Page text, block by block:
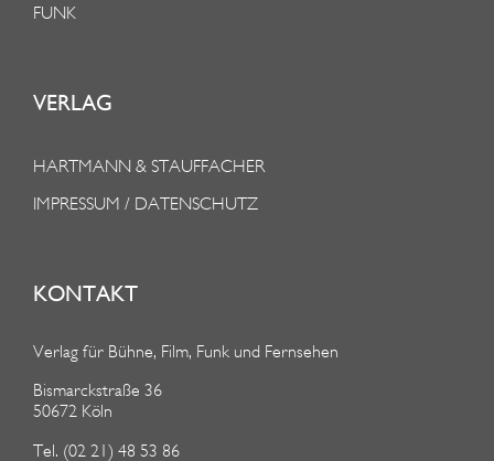
FUNK
VERLAG
HARTMANN & STAUFFACHER
IMPRESSUM / DATENSCHUTZ
KONTAKT
Verlag für Bühne, Film, Funk und Fernsehen
Bismarckstraße 36
50672 Köln
Tel. (02 21) 48 53 86